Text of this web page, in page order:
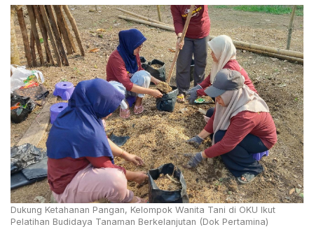
Dukung Ketahanan Pangan, Kelompok Wanita Tani di OKU Ikut
Pelatihan Budidaya Tanaman Berkelanjutan (Dok Pertamina)